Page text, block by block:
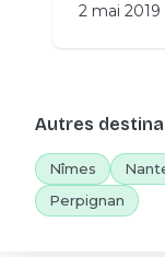
2 mai 2019
Autres
Nîmes
Perpignan